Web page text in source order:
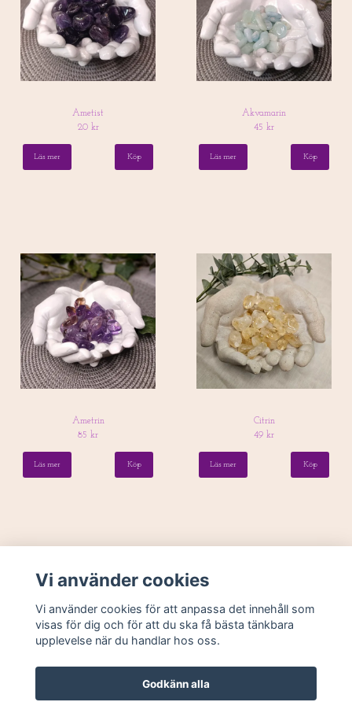
Ametist
20 kr
Läs mer
Akvamarin
45 kr
Läs mer
Ametrin
85 kr
Läs mer
Citrin
49 kr
Läs mer
Vi använder cookies
Vi använder cookies för att anpassa det innehåll som
visas för dig och för att du ska få bästa tänkbara
upplevelse när du handlar hos oss.
Godkänn alla